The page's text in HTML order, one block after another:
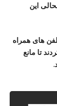
این
های همراه
تا مانع